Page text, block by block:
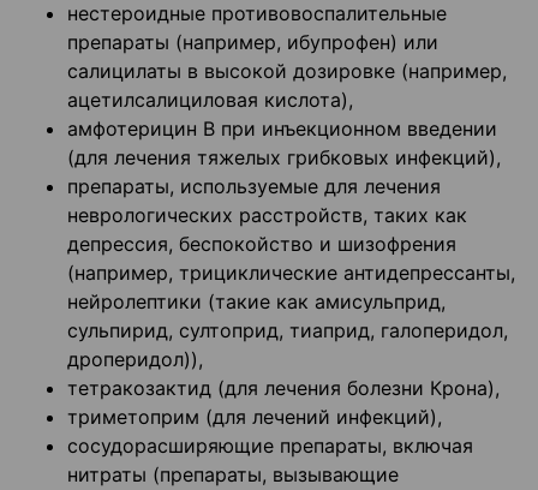
нестероидные противовоспалительные
препараты (например, ибупрофен) или
салицилаты в высокой дозировке (например,
ацетилсалициловая кислота),
амфотерицин В при инъекционном введении
(для лечения тяжелых грибковых инфекций),
препараты, используемые для лечения
неврологических расстройств, таких как
депрессия, беспокойство и шизофрения
(например, трициклические антидепрессанты,
нейролептики (такие как амисульприд,
сульпирид, султоприд, тиаприд, галоперидол,
дроперидол)),
тетракозактид (для лечения болезни Крона),
триметоприм (для лечений инфекций),
сосудорасширяющие препараты, включая
нитраты (препараты, вызывающие